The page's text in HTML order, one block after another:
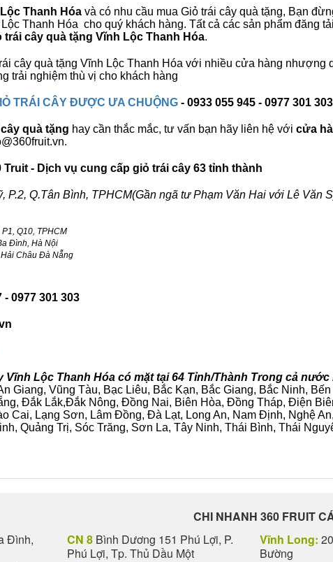
Thanh Hóa và có nhu cầu mua Giỏ trái cây quà tặng, Bạn
Thanh Hóa cho quý khách hàng. Tất cả các sản phẩm đăng
trái cây quà tặng Vĩnh Lộc Thanh Hóa.
cây quà tặng Vĩnh Lộc Thanh Hóa với nhiều cửa hàng
trải nghiệm thù vị cho khách hàng
TRÁI CÂY ĐƯỢC ƯA CHUỘNG - 0933 055 945 - 0977 301 303
quà tặng hay cần thắc mắc, tư vấn bạn hãy liên hệ với cửa
Truit - Dịch vụ cung cấp giỏ trái cây 63 tỉnh thành
P.2, Q.Tân Bình, TPHCM(Gần ngã tư Phạm Văn Hai với Lê Văn
Q10, TPHCM
Đình, Hà Nội
Châu Đà Nẵng
- 0977 301 303
Vĩnh Lộc Thanh Hóa có mặt tại 64 Tỉnh/Thành Trong cả nước
Giang, Vũng Tàu, Bạc Liêu, Bắc Kạn, Bắc Giang, Bắc Ninh,
Đắk Lắk,Đắk Nông, Đồng Nai, Biên Hòa, Đồng Tháp, Điện
Cai, Lạng Sơn, Lâm Đồng, Đà Lạt, Long An, Nam Định, Nghệ
Quảng Trị, Sóc Trăng, Sơn La, Tây Ninh, Thái Bình, Thái
CHI NHANH 360 FRUIT
Đình,
CN 8 Bình Dương 151 Phú Lợi, P.
Phú Lợi, Tp. Thủ Dầu Một
Vĩnh Long:
Bường